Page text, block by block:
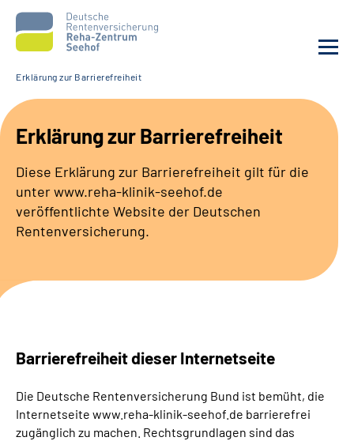
Unsere Klinik
Unsere Angebote
Service
Karriere
Sozialdienste & Zuweisende
Leichte Sprache
Gebärdensprache
Erklärung zur Barrierefreiheit
Erklärung zur Barrierefreiheit
Diese Erklärung zur Barrierefreiheit gilt für die
unter www.reha-klinik-seehof.de
veröffentlichte Website der Deutschen
Rentenversicherung.
Barrierefreiheit dieser Internetseite
Die Deutsche Rentenversicherung Bund ist bemüht, die
Internetseite www.reha-klinik-seehof.de barrierefrei
zugänglich zu machen. Rechtsgrundlagen sind das